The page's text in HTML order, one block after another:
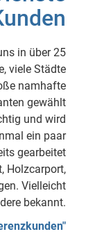
in über 25
viele Städte
namhafte
gewählt
und wird
ein paar
gearbeitet
Holzcarport,
Vielleicht
bekannt.